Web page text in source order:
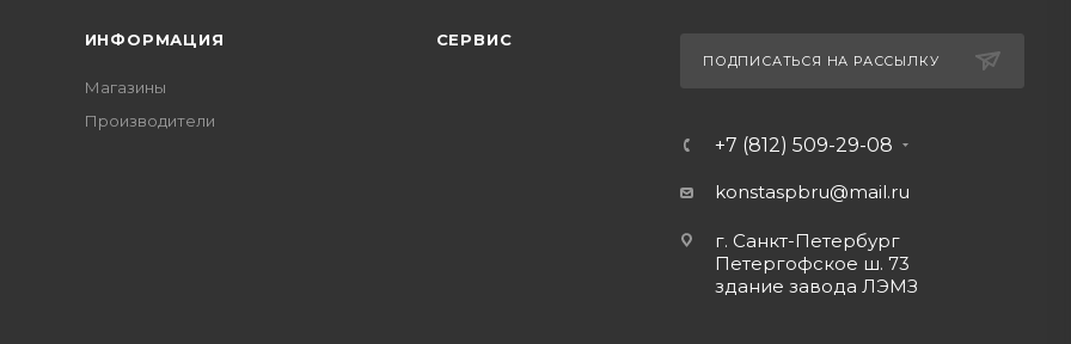
ИНФОРМАЦИЯ
Магазины
Производители
СЕРВИС
ПОДПИСАТЬСЯ НА РАССЫЛКУ
+7 (812) 509-29-08
konstaspbru@mail.ru
г. Санкт-Петербург
Петергофское ш. 73
здание завода ЛЭМЗ